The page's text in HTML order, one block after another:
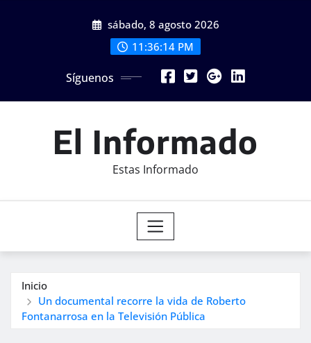
sábado, 8 agosto 2026
11:36:16 PM
Síguenos
El Informado
Estas Informado
Inicio
Un documental recorre la vida de Roberto
Fontanarrosa en la Televisión Pública